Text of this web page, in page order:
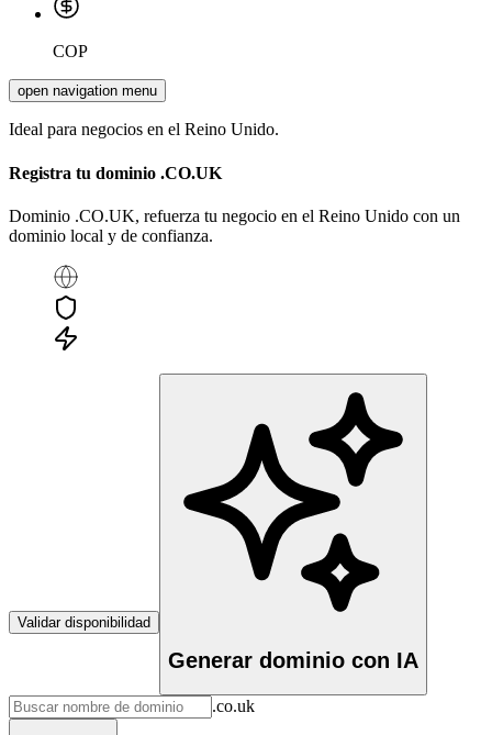
COP
open navigation menu
Ideal para negocios en el Reino Unido.
Registra tu dominio .CO.UK
Dominio .CO.UK, refuerza tu negocio en el Reino Unido con un
dominio local y de confianza.
Validar disponibilidad
Generar dominio con IA
.co.uk